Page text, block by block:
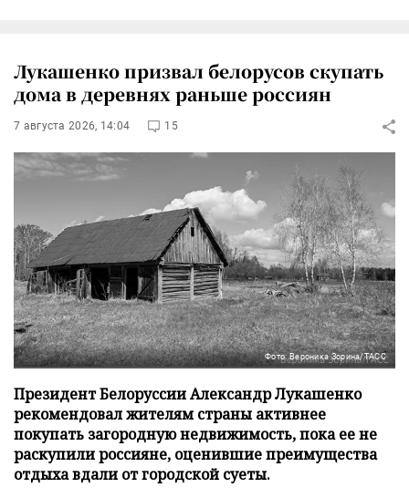
Лукашенко призвал белорусов скупать
дома в деревнях раньше россиян
7 августа 2026, 14:04 15
Фото: Вероника Зорина/ТАСС
Президент Белоруссии Александр Лукашенко
рекомендовал жителям страны активнее
покупать загородную недвижимость, пока ее не
раскупили россияне, оценившие преимущества
отдыха вдали от городской суеты.